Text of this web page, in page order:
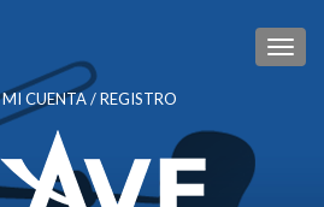
MI CUENTA / REGISTRO